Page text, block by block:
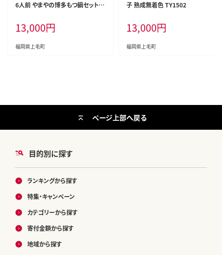
6人前 やまやの博多もつ鍋セット T
13,000円
福岡県上毛町
子 熟成無着色 TY1502
13,000円
福岡県上毛町
目的別に探す
ランキングから探す
特集・キャンペーン
カテゴリーから探す
寄付金額から探す
地域から探す
ページ上部へ戻る